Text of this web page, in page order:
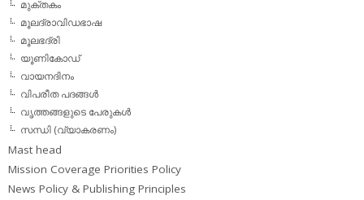
മുക്തകം
മൂലദ്രാവിഡഭാഷ
മൂലഭദ്രി
യൂണികോഡ്
വായനദിനം
വിപരീത പദങ്ങള്‍
വൃത്തങ്ങളുടെ പേരുകള്‍
സന്ധി (വ്യാകരണം)
Mast head
Mission Coverage Priorities Policy
News Policy & Publishing Principles